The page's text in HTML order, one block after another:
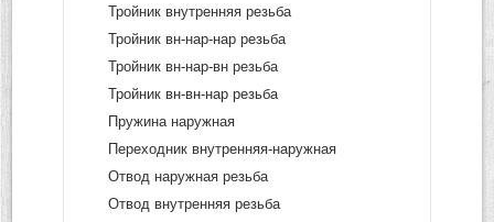
Тройник внутренняя резьба
Тройник вн-нар-нар резьба
Тройник вн-нар-вн резьба
Тройник вн-вн-нар резьба
Пружина наружная
Переходник внутренняя-наружная
Отвод наружная резьба
Отвод внутренняя резьба